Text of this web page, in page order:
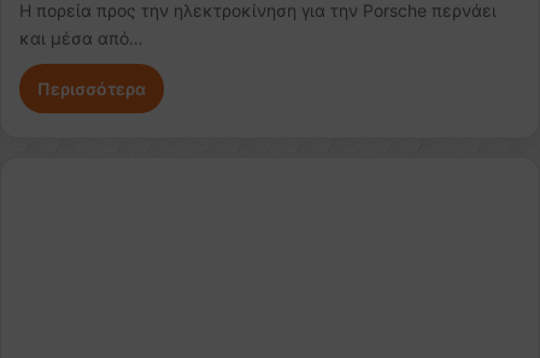
Η πορεία προς την ηλεκτροκίνηση για την Porsche περνάει
και μέσα από…
Περισσότερα